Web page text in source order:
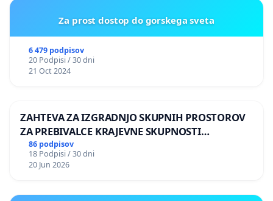
Za prost dostop do gorskega sveta
6 479 podpisov
20 Podpisi / 30 dni
21 Oct 2024
ZAHTEVA ZA IZGRADNJO SKUPNIH PROSTOROV
ZA PREBIVALCE KRAJEVNE SKUPNOSTI
PRESTRANEK
86 podpisov
18 Podpisi / 30 dni
20 Jun 2026